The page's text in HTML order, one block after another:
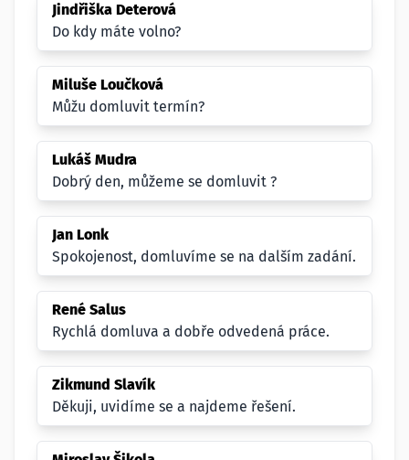
Jindřiška Deterová
Do kdy máte volno?
Miluše Loučková
Můžu domluvit termín?
Lukáš Mudra
Dobrý den, můžeme se domluvit ?
Jan Lonk
Spokojenost, domluvíme se na dalším zadání.
René Salus
Rychlá domluva a dobře odvedená práce.
Zikmund Slavík
Děkuji, uvidíme se a najdeme řešení.